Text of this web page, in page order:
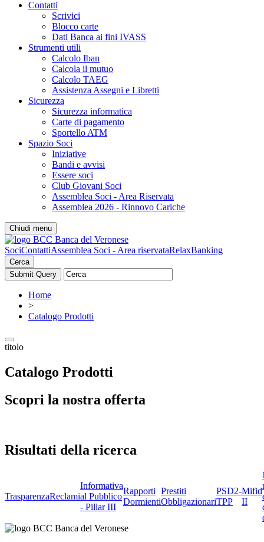
Contatti
Scrivici
Blocco carte
Dati Banca ai fini IVASS
Strumenti utili
Calcolo Iban
Calcola il mutuo
Calcolo TAEG
Assistenza Assegni e Libretti
Sicurezza
Sicurezza informatica
Carte di pagamento
Sportello ATM
Spazio Soci
Iniziative
Bandi e avvisi
Essere soci
Club Giovani Soci
Assemblea Soci - Area Riservata
Assemblea 2026 - Rinnovo Cariche
Chiudi menu
SociContattiAssemblea Soci - Area riservataRelaxBanking
Cerca
Home
>
Catalogo Prodotti
titolo
Catalogo Prodotti
Scopri la nostra offerta
Risultati della ricerca
TrasparenzaReclami
Informativa
al Pubblico
- Pillar III
Rapporti
Dormienti
Prestiti
Obbligazionari
PSD2-
TPP
Mifid
II